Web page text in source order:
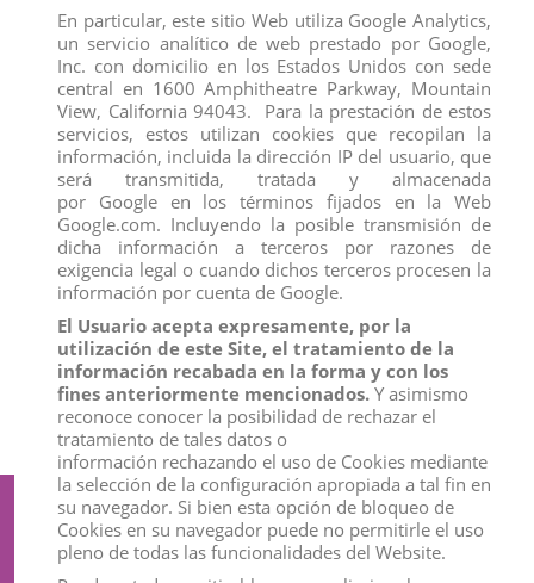
FIGURA SULLEY
View
FIGURA OLAF
View
Suscríbete a nuestro boletín
En particular, este sitio Web utiliza Google Analytics,
un servicio analítico de web prestado por Google,
Inc. con domicilio en los Estados Unidos con sede
central en 1600 Amphitheatre Parkway, Mountain
View, California 94043. Para la prestación de estos
servicios, estos utilizan cookies que recopilan la
información, incluida la dirección IP del usuario, que
será transmitida, tratada y almacenada
por Google en los términos fijados en la Web
Google.com. Incluyendo la posible transmisión de
dicha información a terceros por razones de
exigencia legal o cuando dichos terceros procesen la
información por cuenta de Google.
El Usuario acepta expresamente, por la
utilización de este Site, el tratamiento de la
información recabada en la forma y con los
fines anteriormente mencionados. Y asimismo
reconoce conocer la posibilidad de rechazar el
tratamiento de tales datos o
información rechazando el uso de Cookies mediante
la selección de la configuración apropiada a tal fin en
su navegador. Si bien esta opción de bloqueo de
Cookies en su navegador puede no permitirle el uso
pleno de todas las funcionalidades del Website.